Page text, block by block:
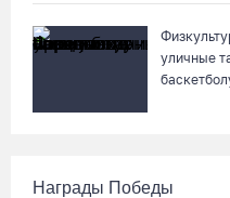
уличные
Награды Победы